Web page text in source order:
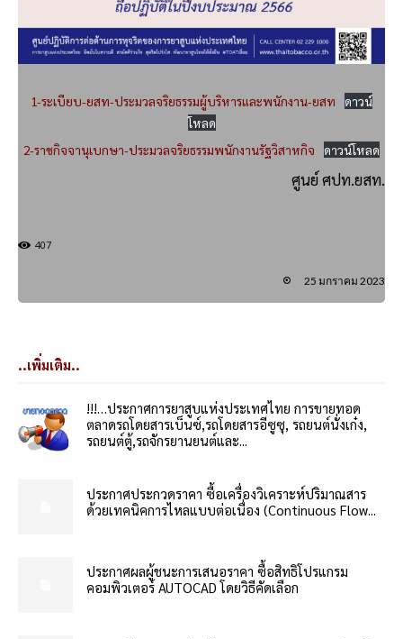
1-ระเบียบ-ยสท-ประมวลจริยธรรมผู้บริหารและพนักงาน-ยสท
ดาวน์
โหลด
2-ราชกิจจานุเบกษา-ประมวลจริยธรรมพนักงานรัฐวิสาหกิจ
ดาวน์โหลด
ศูนย์ ศปท.ยสท.
407
25 มกราคม 2023
..เพิ่มเติม..
!!!…ประกาศการยาสูบแห่งประเทศไทย การขายทอด
ตลาดรถโดยสารเบ็นซ์,รถโดยสารอีซูซุ, รถยนต์นั่งเก๋ง,
รถยนต์ตู้,รถจักรยานยนต์และ...
ประกาศประกวดราคา ซื้อเครื่องวิเคราะห์ปริมาณสาร
ด้วยเทคนิคการไหลแบบต่อเนื่อง (Continuous Flow...
ประกาศผลผู้ชนะการเสนอราคา ซื้อสิทธิโปรแกรม
คอมพิวเตอร์ AUTOCAD โดยวิธีคัดเลือก